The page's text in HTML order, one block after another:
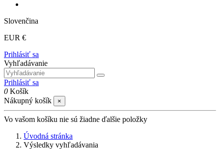
Slovenčina
EUR €
Prihlásiť sa
Vyhľadávanie
Prihlásiť sa
0 Košík
Nákupný košík
×
Vo vašom košíku nie sú žiadne ďalšie položky
Úvodná stránka
Výsledky vyhľadávania